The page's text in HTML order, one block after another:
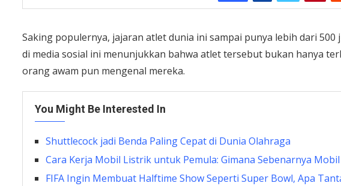
Saking populernya, jajaran atlet dunia ini sampai punya lebih dari 500
di media sosial ini menunjukkan bahwa atlet tersebut bukan hanya
orang awam pun mengenal mereka.
You Might Be Interested In
Shuttlecock jadi Benda Paling Cepat di Dunia Olahraga
Cara Kerja Mobil Listrik untuk Pemula: Gimana Sebenarnya
FIFA Ingin Membuat Halftime Show Seperti Super Bowl, Apa